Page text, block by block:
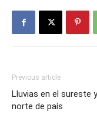
Previous article
Lluvias en el sureste
norte de país